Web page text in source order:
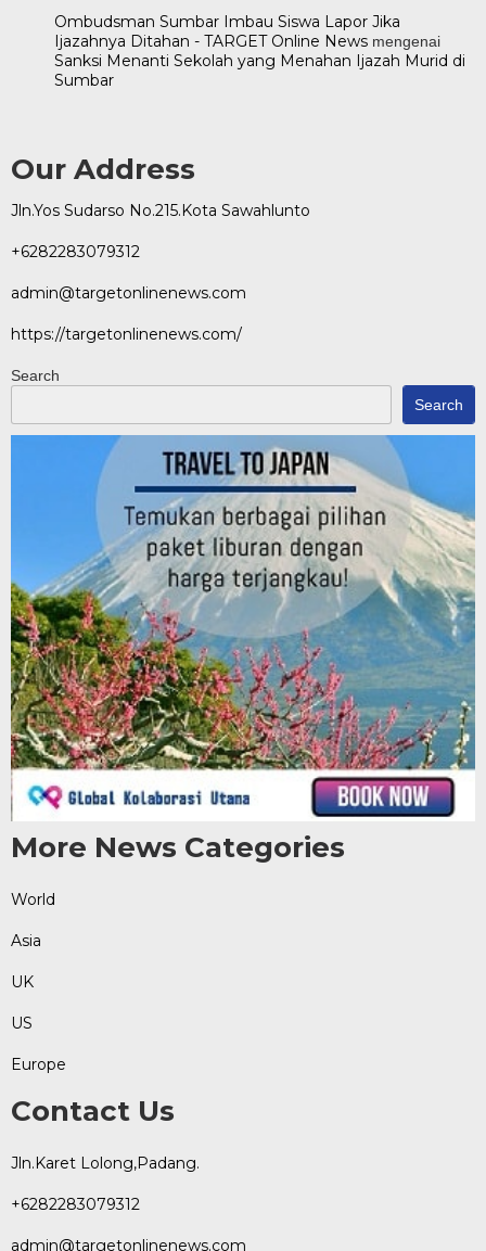
Ombudsman Sumbar Imbau Siswa Lapor Jika
Ijazahnya Ditahan - TARGET Online News mengenai
Sanksi Menanti Sekolah yang Menahan Ijazah Murid di
Sumbar
Our Address
Jln.Yos Sudarso No.215.Kota Sawahlunto
+6282283079312
admin@targetonlinenews.com
https://targetonlinenews.com/
Search
Search
More News Categories
World
Asia
UK
US
Europe
Contact Us
Jln.Karet Lolong,Padang.
+6282283079312
admin@targetonlinenews.com